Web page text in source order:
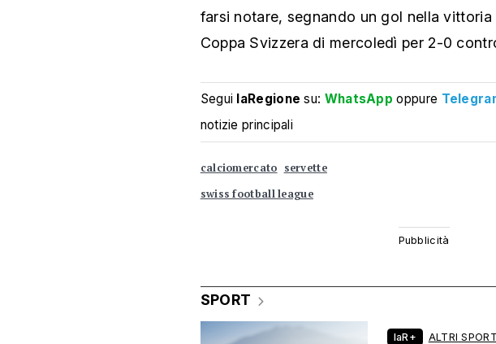
farsi notare, segnando un gol nella
Coppa Svizzera di mercoledì per 2-0
Segui laRegione su: WhatsApp oppure
notizie principali
calciomercato servette
swiss football league
SPORT
laR+ ALTRI SPORT